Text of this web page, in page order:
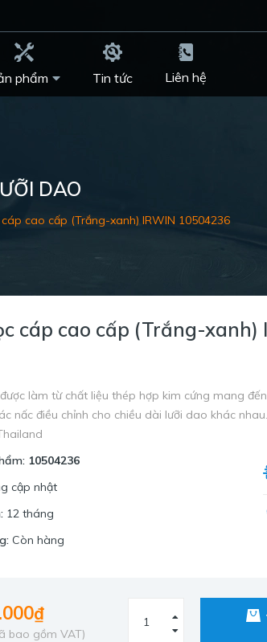
phẩm Tin tức Liên hệ
DAO
cao cấp (Trắng-xanh) IRWIN 10504236
cáp cao cấp (Trắng-xanh)
làm từ chất liệu thép hợp kim cứng mang
nấc điều chỉnh cho chiều dài lưỡi dao khác nhau.
10504236
cập nhật
12 tháng
Còn hàng
bao gồm VAT)